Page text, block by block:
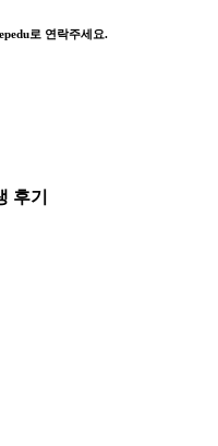
로 연락주세요.
후기